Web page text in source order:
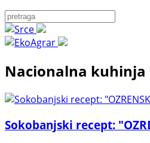
Nacionalna kuhinja
Sokobanjski recept: